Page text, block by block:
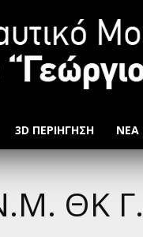
3D ΠΕΡΙΗΓΗΣΗ ΝΕΑ
ΘΚ